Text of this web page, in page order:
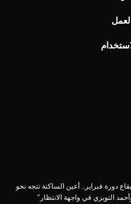
دورة فبراير… أعين الساكنة تتجه نحو
التويزي في واجهة الانتظار”